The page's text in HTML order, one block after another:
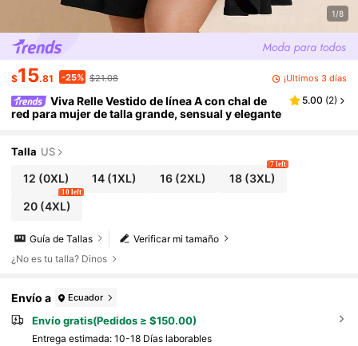
1/8
$15.81 -25% $21.08 ¡Últimos 3 días
Viva Relle Vestido de línea A con chal de
red para mujer de talla grande, sensual y elegante
5.00 (2)
Talla US
12 (0XL) 14 (1XL) 16(2XL) 18(3XL)
7 left
20(4XL)
10 left
Verificar mi tamaño
Guía de Tallas
¿No es tu talla? Dinos
Envío a Ecuador
Envío gratis(Pedidos ≥ $150.00)
Entrega estimada: 10-18 Días laborables